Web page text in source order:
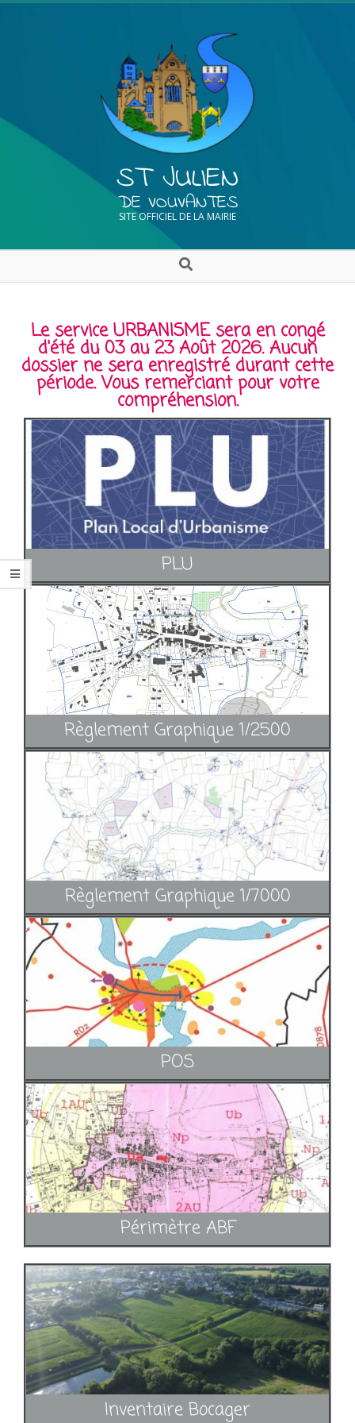
ST JULIEN
DE VOUVANTES
SITE OFFICIEL DE LA MAIRIE
Le service URBANISME sera en congé
d'été du 03 au 23 Août 2026. Aucun
dossier ne sera enregistré durant cette
période. Vous remerciant pour votre
compréhension.
PLU
Règlement Graphique 1/2500
Règlement Graphique 1/7000
POS
Périmètre ABF
Inventaire Bocager